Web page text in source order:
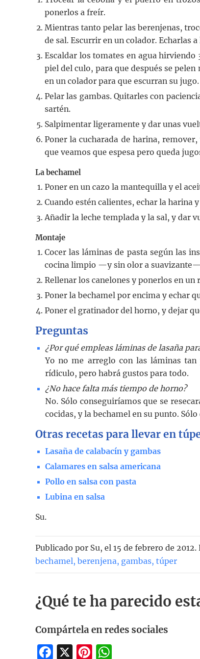
ponerlos a freír.
Mientras tanto pelar las berenjenas,
de sal. Escurrir en un colador. Echarlas
Escaldar los tomates en agua
piel del culo, para que después se
en un colador para que escurran su
Pelar las gambas. Quitarles con
sartén.
Salpimentar ligeramente y dar unas
Poner la cucharada de harina,
que veamos que espesa pero queda
La bechamel
Poner en un cazo la mantequilla y el
Cuando estén calientes, echar la harina
Añadir la leche templada y la sal, y dar
Montaje
Cocer las láminas de pasta según las
cocina limpio —y sin olor a
Rellenar los canelones y ponerlos en un
Poner la bechamel por encima y echar
Poner el gratinador del horno, y dejar
Preguntas
¿Por qué empleas láminas de lasaña
Yo no me arreglo con las láminas tan
rídiculo, pero habrá gustos para todo.
¿No hace falta más tiempo de horno?
No. Sólo conseguiríamos que se
cocidas, y la bechamel en su punto.
Otras recetas para llevar en
Lasaña de calabacín y gambas
Calamares en salsa americana
Pollo en salsa con pasta
Lubina en salsa
Su.
Publicado por Su, el 15 de febrero de
bechamel, berenjena, gambas, túper
¿Qué te ha parecido
Compártela en redes sociales
Facebook
X Pinterest